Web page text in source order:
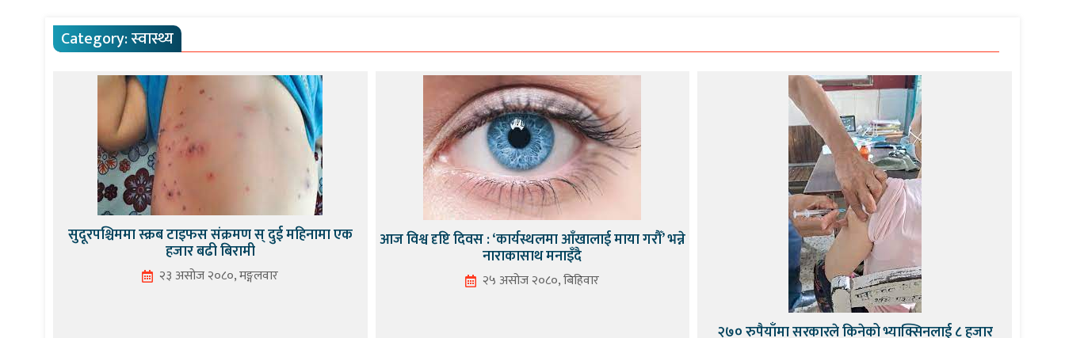
Category:स्वास्थ्य
सुदूरपश्चिममा स्क्रब टाइफस संक्रमण स् दुई महिनामा एक
हजार बढी बिरामी
२३ असोज २०८०, मङ्गलवार
आज विश्व दृष्टि दिवस : ‘कार्यस्थलमा आँखालाई माया गरौँ’ भन्ने
नाराकासाथ मनाइँदै
२५ असोज २०८०, बिहिवार
२७० रुपैयाँमा सरकारले किनेको भ्याक्सिनलाई ८ हजार